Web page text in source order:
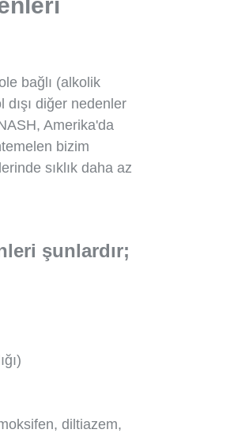
bağlı (alkolik
diğer nedenler
Amerika'da
bizim
sıklık daha az
şunlardır;
diltiazem,